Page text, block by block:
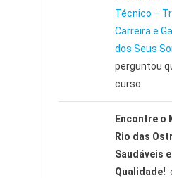
Técnico –
Carreira e
dos Seus
perguntou
curso
Encontre o
Rio das
Saudáveis
Qualidade!